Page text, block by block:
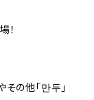
！
の他「만두」